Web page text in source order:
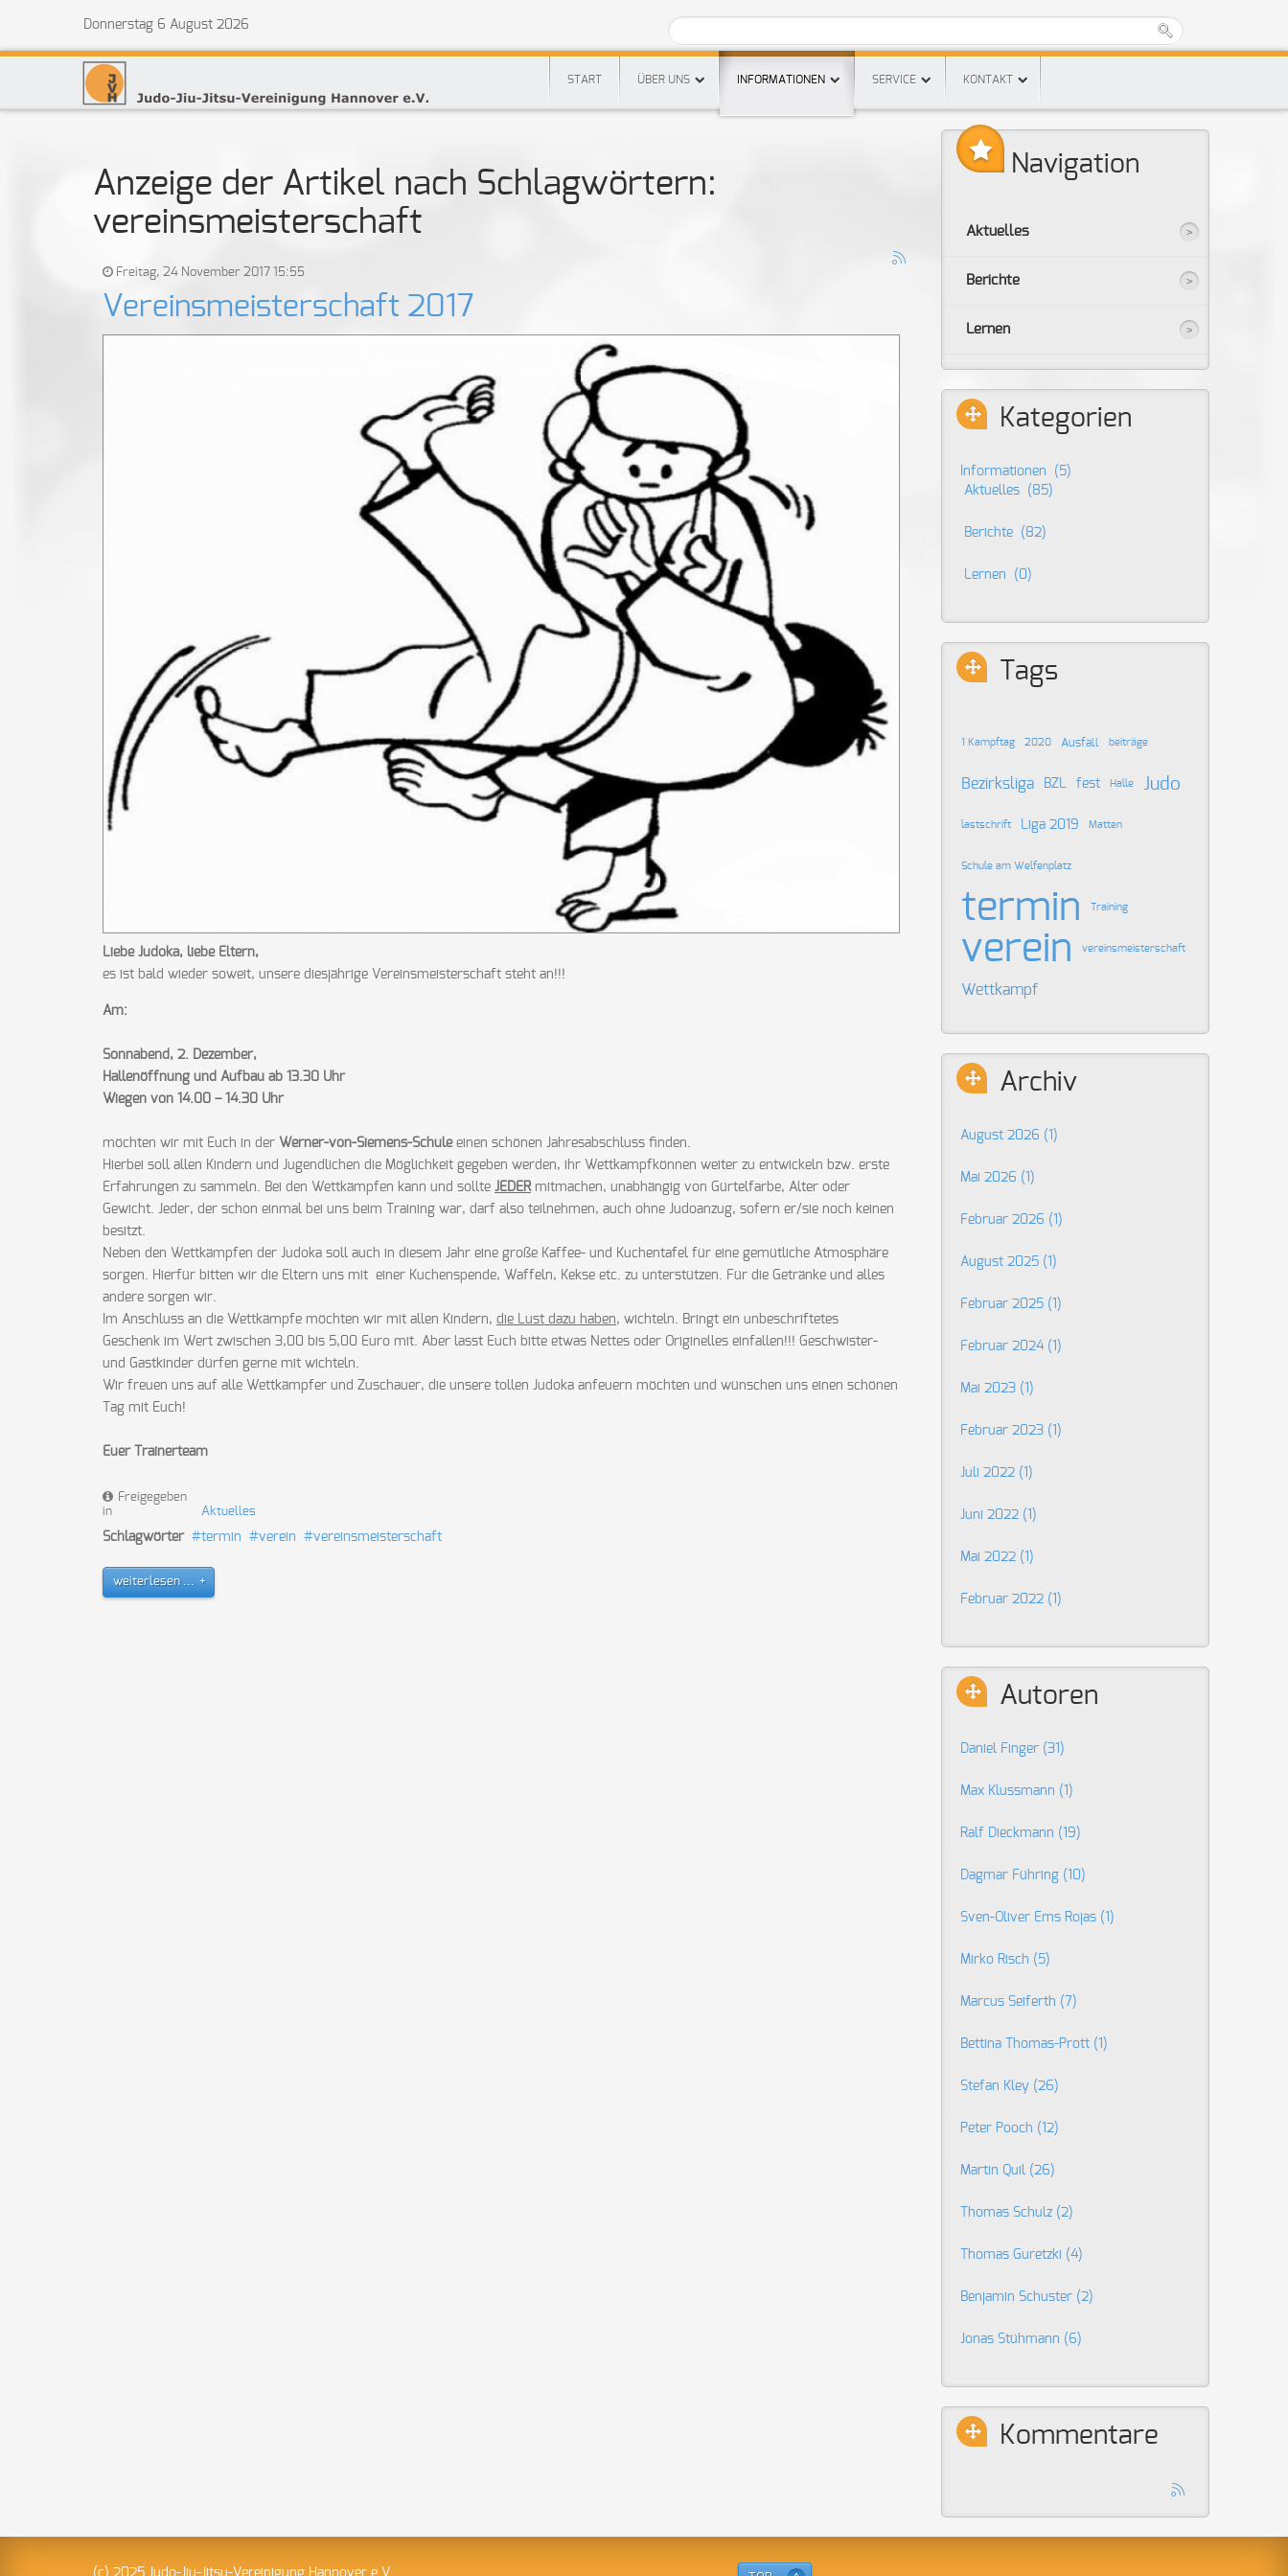
Donnerstag 6 August 2026
START ÜBER UNS INFORMATIONEN SERVICE KONTAKT
Anzeige der Artikel nach Schlagwörtern:
vereinsmeisterschaft
Freitag, 24 November 2017 15:55
Vereinsmeisterschaft 2017
Liebe Judoka, liebe Eltern,
es ist bald wieder soweit, unsere diesjährige Vereinsmeisterschaft steht an!!!
Am:
Sonnabend, 2. Dezember,
Hallenöffnung und Aufbau ab 13.30 Uhr
Wiegen von 14.00 – 14.30 Uhr
möchten wir mit Euch in der Werner-von-Siemens-Schuleeinen schönen Jahresabschluss finden.
Hierbei soll allen Kindern und Jugendlichen die Möglichkeit gegeben werden, ihr Wettkampfkönnen weiter zu entwickeln bzw. erste
Erfahrungen zu sammeln. Bei den Wettkämpfen kann und sollte JEDERmitmachen, unabhängig von Gürtelfarbe, Alter oder
Gewicht. Jeder, der schon einmal bei uns beim Training war, darf also teilnehmen, auch ohne Judoanzug, sofern er/sie noch keinen
besitzt.
Neben den Wettkämpfen der Judoka soll auch in diesem Jahr eine große Kaffee- und Kuchentafel für eine gemütliche Atmosphäre
sorgen. Hierfür bitten wir die Eltern uns mit einer Kuchenspende, Waffeln, Kekse etc. zu unterstützen. Für die Getränke und alles
andere sorgen wir.
Im Anschluss an die Wettkämpfe möchten wir mit allen Kindern, die Lust dazu haben, wichteln. Bringt ein unbeschriftetes
Geschenk im Wert zwischen 3,00 bis 5,00 Euro mit. Aber lasst Euch bitte etwas Nettes oder Originelles einfallen!!! Geschwister-
und Gastkinder dürfen gerne mit wichteln.
Wir freuen uns auf alle Wettkämpfer und Zuschauer, die unsere tollen Judoka anfeuern möchten und wünschen uns einen schönen
Tag mit Euch!
Euer Trainerteam
Freigegeben
in
Aktuelles
Schlagwörter termin verein vereinsmeisterschaft
weiterlesen ...
Navigation
Aktuelles
Berichte
Lernen
Kategorien
Informationen
(5)
Aktuelles
(85)
Berichte (82)
Lernen (0)
Tags
1 Kampftag 2020 Ausfall beiträge
Bezirksliga BZL fest Halle Judo
lastschrift Liga 2019 Matten
Schule am Welfenplatz
termin Training
verein vereinsmeisterschaft
Wettkampf
Archiv
August 2026 (1)
Mai 2026 (1)
Februar 2026 (1)
August 2025 (1)
Februar 2025 (1)
Februar 2024 (1)
Mai 2023 (1)
Februar 2023 (1)
Juli 2022 (1)
Juni 2022 (1)
Mai 2022 (1)
Februar 2022 (1)
Autoren
Daniel Finger (31)
Max Klussmann (1)
Ralf Dieckmann (19)
Dagmar Führing (10)
Sven-Oliver Ems Rojas (1)
Mirko Risch (5)
Marcus Seiferth (7)
Bettina Thomas-Prott (1)
Stefan Kley (26)
Peter Pooch (12)
Martin Quil (26)
Thomas Schulz (2)
Thomas Guretzki (4)
Benjamin Schuster (2)
Jonas Stühmann (6)
Kommentare
(c) 2025 Judo-Jiu-Jitsu-Vereinigung Hannover e.V.